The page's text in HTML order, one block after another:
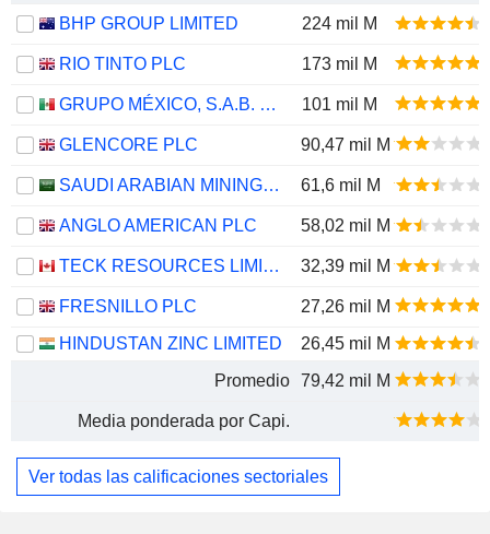
BHP GROUP LIMITED
224 mil M
RIO TINTO PLC 173 mil M
GRUPO MÉXICO, S.A.B. DE C.V. 101 mil M
GLENCORE PLC 90,47 mil M
SAUDI ARABIAN MINING COMPANY (MAADEN) 61,6 mil M
ANGLO AMERICAN PLC 58,02 mil M
TECK RESOURCES LIMITED 32,39 mil M
FRESNILLO PLC
27,26 mil M
HINDUSTAN ZINC LIMITED
26,45 mil M
Promedio 79,42 mil M
Media ponderada por Capi.
Ver todas las calificaciones sectoriales